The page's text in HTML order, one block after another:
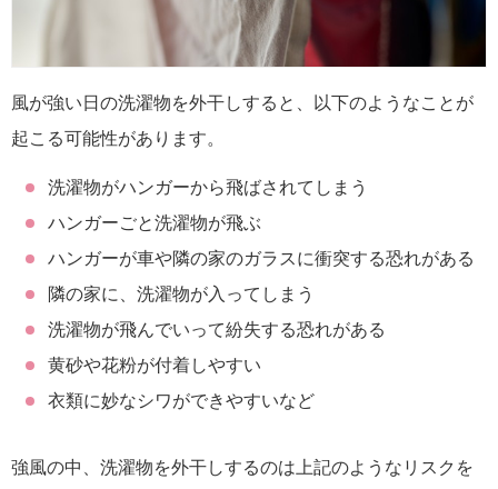
風が強い日の洗濯物を外干しすると、以下のようなことが
起こる可能性があります。
洗濯物がハンガーから飛ばされてしまう
ハンガーごと洗濯物が飛ぶ
ハンガーが車や隣の家のガラスに衝突する恐れがある
隣の家に、洗濯物が入ってしまう
洗濯物が飛んでいって紛失する恐れがある
黄砂や花粉が付着しやすい
衣類に妙なシワができやすいなど
強風の中、洗濯物を外干しするのは上記のようなリスクを